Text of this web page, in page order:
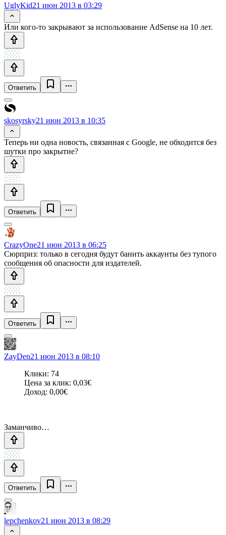
UglyKid21 июн 2013 в 03:29
Или кого-то закрывают за использование AdSense на 10 лет.
Ответить
skosyrsky21 июн 2013 в 10:35
Теперь ни одна новость, связанная с Google, не обходится без
шутки про закрытие?
Ответить
CrazyOne21 июн 2013 в 06:25
Сюрприз: только в сегодня будут банить аккаунты без тупого
сообщения об опасности для издателей.
Ответить
ZayDen21 июн 2013 в 08:10
Клики: 74
Цена за клик: 0,03€
Доход: 0,00€
Заманчиво…
Ответить
lepchenkov21 июн 2013 в 08:29